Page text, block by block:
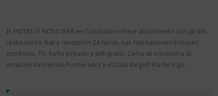
El HOTEL O NOSO BAR en Cambados ofrece alojamiento con jardín,
restaurante, bar y recepción 24 horas. Las habitaciones incluyen
escritorio, TV, baño privado y wifi gratis. Cerca se encuentra la
estación de tren de Pontevedra y el Club de golf Ría de Vigo.